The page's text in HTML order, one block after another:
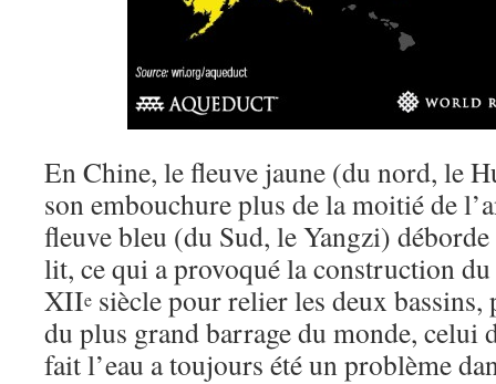
En Chine, le fleuve jaune (du nord, le
son embouchure plus de la moitié de
fleuve bleu (du Sud, le Yangzi)
lit, ce qui a provoqué la construction
XIIe siècle pour relier les deux
du plus grand barrage du monde, celui
fait l’eau a toujours été un problème